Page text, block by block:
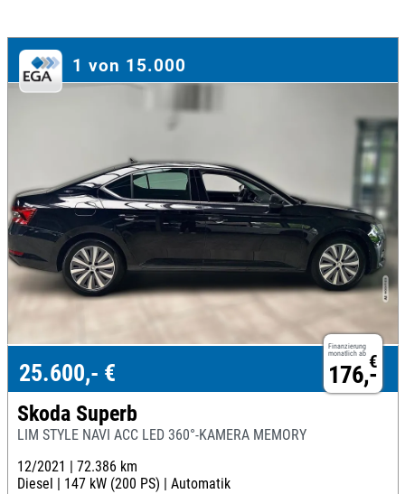
1 von 15.000
Finanzierung
monatlich ab €
176,-
25.600,- €
Skoda Superb
LIM STYLE NAVI ACC LED 360°-KAMERA MEMORY
12/2021 | 72.386 km
Diesel | 147 kW (200 PS) | Automatik